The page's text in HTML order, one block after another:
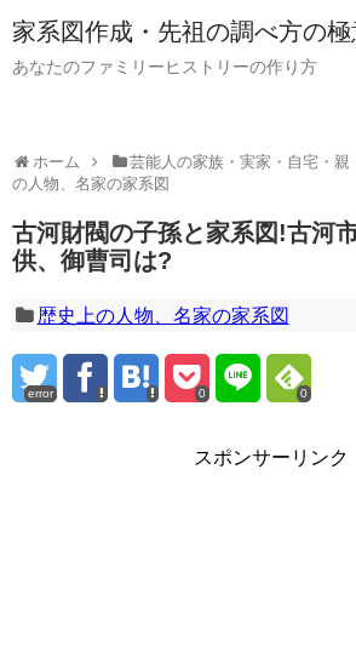
家系図作成・先祖の調べ方の極
あなたのファミリーヒストリーの作り方
ホーム 芸能人の家族・実家・自宅・親
の人物、名家の家系図
古河財閥の子孫と家系図!古河
供、御曹司は?
歴史上の人物、名家の家系図
error 0 0
スポンサーリンク